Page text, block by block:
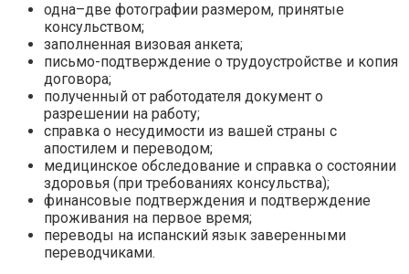
одна–две фотографии размером, принятые
консульством;
заполненная визовая анкета;
письмо-подтверждение о трудоустройстве и копия
договора;
полученный от работодателя документ о
разрешении на работу;
справка о несудимости из вашей страны с
апостилем и переводом;
медицинское обследование и справка о состоянии
здоровья (при требованиях консульства);
финансовые подтверждения и подтверждение
проживания на первое время;
переводы на испанский язык заверенными
переводчиками.